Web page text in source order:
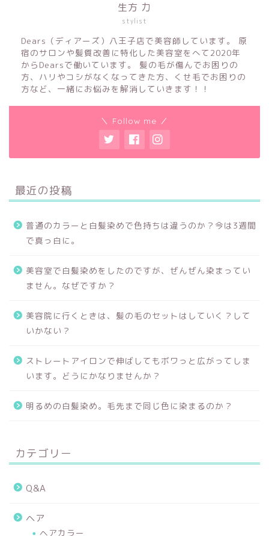
stylist
生方 力
Dears（ディアーズ）八王子店で美容師しています。 原
宿のサロンや髪質改善に特化した美容室をへて2020年
からDearsで働いています。 髪の毛が傷んでお困りの
方、ハリやコシがなくなってきた方、くせ毛でお困りの
方など、一緒にお悩みを解消していきます！！
＼ Follow me ／
最近の投稿
普通のカラーと白髪染めで色持ちは違うのか？今は3週間
で真っ白に。
美容室で白髪染めをしたのですが、ぜんぜん染まってい
ません。なぜですか？
美容院に行くときは、髪の毛のセットはしていく？して
いかない？
ストレートアイロンで伸ばしてもボワっと広がってしま
います。どうにかなりませんか？
明るめの白髪染め。毛先まで同じ色に染まるのか？
カテゴリー
Q&A
ヘア
ヘアカラー